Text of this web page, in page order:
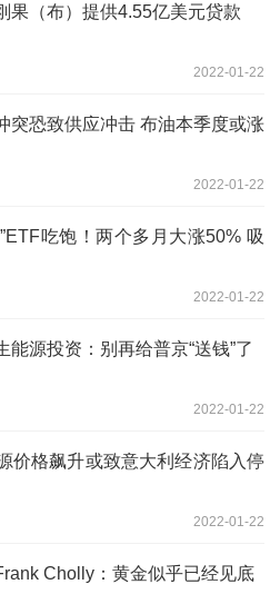
果（布）提供4.55亿美元贷款
2022-01-22
突恐致供应冲击 布油本季度或涨
2022-01-22
吃饱！两个多月大涨50% 吸
2022-01-22
源投资：别再给普京“送钱”了
2022-01-22
价格飙升或致意大利经济陷入停
2022-01-22
Cholly：黄金似乎已经见底